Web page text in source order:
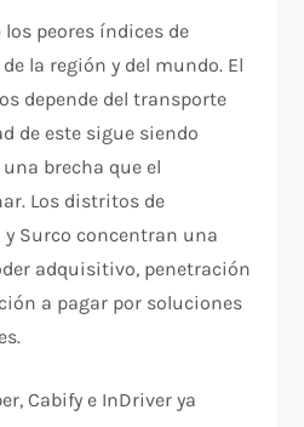
peores índices de
la región y del mundo. El
depende del transporte
de este sigue siendo
brecha que el
Los distritos de
Surco concentran una
adquisitivo, penetración
a pagar por soluciones
Cabify e InDriver ya